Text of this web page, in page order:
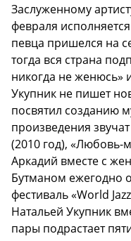
Заслуженному
февраля
певца пришелся на
тогда вся страна
никогда не женюсь»
Укупник не пишет
посвятил созданию
произведения
(2010 год), «Любовь-
Аркадий вместе с
Бутманом ежегодно
фестиваль «World
Натальей Укупник
пары подрастает